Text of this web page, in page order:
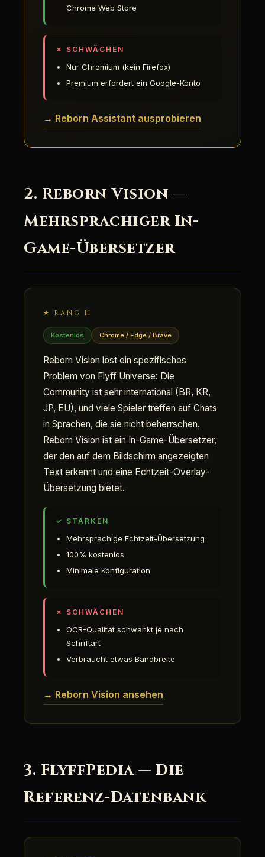
Chrome Web Store
✗ SCHWÄCHEN
Nur Chromium (kein Firefox)
Premium erfordert ein Google-Konto
→ Reborn Assistant ausprobieren
2. Reborn Vision —
Mehrsprachiger In-
Game-Übersetzer
★ RANG II
Kostenlos Chrome / Edge / Brave
Reborn Vision löst ein spezifisches
Problem von Flyff Universe: Die
Community ist sehr international (BR, KR,
JP, EU), und viele Spieler treffen auf Chats
in Sprachen, die sie nicht beherrschen.
Reborn Vision ist ein In-Game-Übersetzer,
der den auf dem Bildschirm angezeigten
Text erkennt und eine Echtzeit-Overlay-
Übersetzung bietet.
✓ STÄRKEN
Mehrsprachige Echtzeit-Übersetzung
100% kostenlos
Minimale Konfiguration
✗ SCHWÄCHEN
OCR-Qualität schwankt je nach
Schriftart
Verbraucht etwas Bandbreite
→ Reborn Vision ansehen
3. FlyffPedia — Die
Referenz-Datenbank